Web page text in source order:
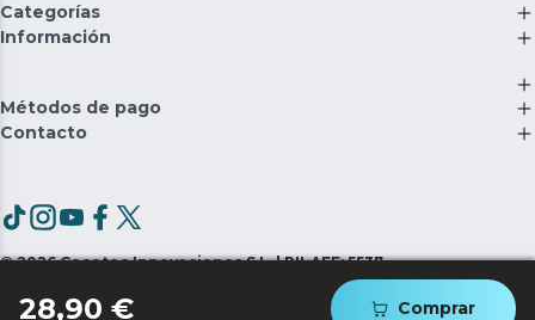
28,90 € Comprar
Categorías
Información
Métodos de pago
Contacto
©2026 Cecotec Innovaciones S.L. | RII-AEE: 5537